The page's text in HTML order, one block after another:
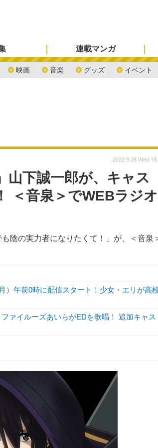
映画 音楽 グッズ イベント
連載マンガ
山下誠一郎が、キャス
＜音泉＞でWEBラジオ
陰の実力者になりたくて！」が、＜音泉
2022.9.28 Wed
）午前0時に配信スタート！少女・エリが高
ァイルーズあいらがEDを歌唱！ 追加キャス